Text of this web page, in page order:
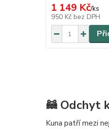
1 149 Kč/ks
950 Kč bez DPH
🦝 Odchyt
Kuna patří mezi